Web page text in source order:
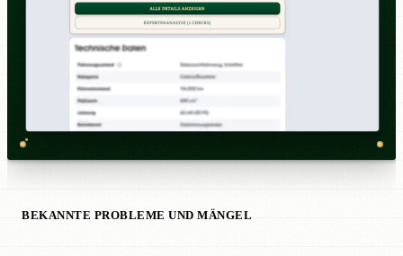
BEKANNTE PROBLEME UND MÄNGEL